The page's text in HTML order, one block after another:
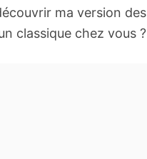
ma version des
classique chez vous ?